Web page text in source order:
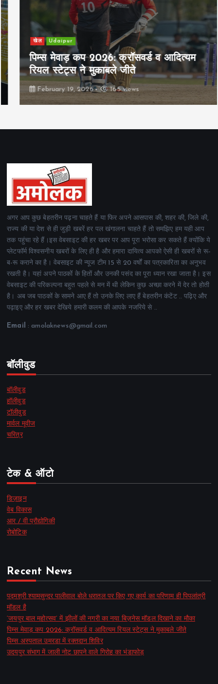
Udaipur
पिम्स मेवाड़ कप 2026: क्रॉसवर्ड व आदित्यम
रियल स्टेट्स ने मुकाबले जीते
February 19, 2026 165 views
अगर आप कुछ बेहतरीन पढ़ना चाहते हैं या फिर अपने आसपास की, शहर की, जिले की,
राज्य की या देश से ही जुड़ी खबरें हर पल खंगालना चाहते हैं तो समझिए हम यही आप
तक पहुंचा रहे हैं।इस वेबसाइट की हर खबर पर आप पूरा भरोसा कर सकते हैं क्योंकि ये
प्लेटफॉर्म विश्वसनीय खबरों के लिए ही है और हमारा दायित्व आपको ऐसी ही खबरों से रू-
ब-रू कराने का है। वेबसाइट की न्यूज टीम 15 से 20 वर्षों का पत्रकारिता का अनुभव
रखती है। यहां अपने पाठकों के हितों और उनकी पसंद का पूरा ध्यान रखा जाता है। इस
वेबसाइट की परिकल्पना बहुत पहले से मन में थी लेकिन कुछ अच्छा करने में देर तो होती
है। अब जब पाठकों के सामने आए हैं तो उनके लिए लाए हैं बेहतरीन कंटेंट .. पढ़िए और
पढ़ाइए और हर खबर देखिये हमारी कलम की आपके नजरिये से ..
Email : amolaknews@gmail.com
बॉलीवुड
बॉलीवुड
हॉलीवुड
टॉलीवुड
मार्वल मूवीज
चरित्र
टेक & ऑटो
डिज़ाइन
वेब विकास
आर / वी प्रौद्योगिकी
रोबोटिक
Recent News
पद्मश्री श्यामसुन्दर पालीवाल बोले धरातल पर किए गए कार्य का परिणाम ही पिपलांत्री
मॉडल है
‘जयपुर बाल महोत्सव’ में झीलों की नगरी का नया बिज़नेस मॉडल दिखाने का मौका
पिम्स मेवाड़ कप 2026: क्रॉसवर्ड व आदित्यम रियल स्टेट्स ने मुकाबले जीते
पिम्स अस्पताल उमरडा में रक्तदान शिविर
उदयपुर संभाग में जाली नोट छापने वाले गिरोह का भंडाफोड़